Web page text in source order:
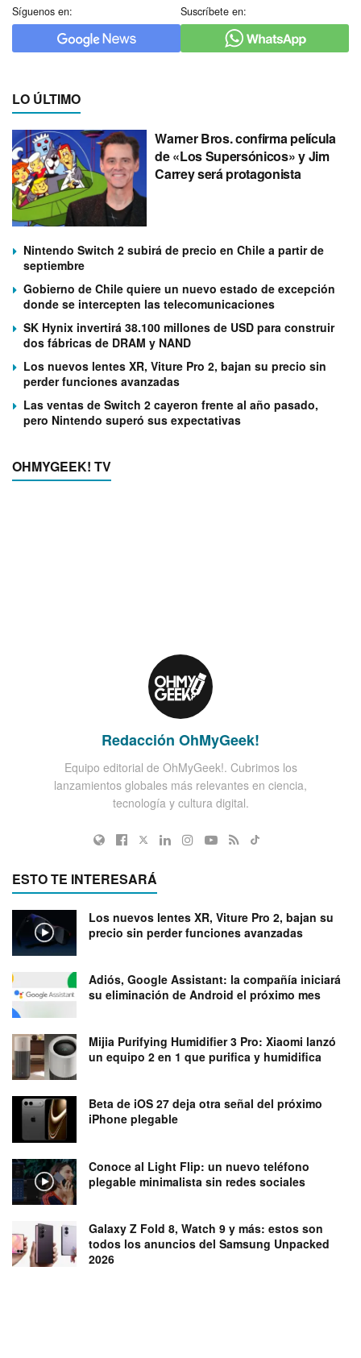
Síguenos en: Suscríbete en:
LO ÚLTIMO
Warner Bros. confirma película
de «Los Supersónicos» y Jim
Carrey será protagonista
Nintendo Switch 2 subirá de precio en Chile a partir de
septiembre
Gobierno de Chile quiere un nuevo estado de excepción
donde se intercepten las telecomunicaciones
SK Hynix invertirá 38.100 millones de USD para construir
dos fábricas de DRAM y NAND
Los nuevos lentes XR, Viture Pro 2, bajan su precio sin
perder funciones avanzadas
Las ventas de Switch 2 cayeron frente al año pasado,
pero Nintendo superó sus expectativas
OHMYGEEK! TV
Redacción OhMyGeek!
Equipo editorial de OhMyGeek!. Cubrimos los
lanzamientos globales más relevantes en ciencia,
tecnología y cultura digital.
ESTO TE INTERESARÁ
Los nuevos lentes XR, Viture Pro 2, bajan su
precio sin perder funciones avanzadas
Adiós, Google Assistant: la compañía iniciará
su eliminación de Android el próximo mes
Mijia Purifying Humidifier 3 Pro: Xiaomi lanzó
un equipo 2 en 1 que purifica y humidifica
Beta de iOS 27 deja otra señal del próximo
iPhone plegable
Conoce al Light Flip: un nuevo teléfono
plegable minimalista sin redes sociales
Galaxy Z Fold 8, Watch 9 y más: estos son
todos los anuncios del Samsung Unpacked
2026